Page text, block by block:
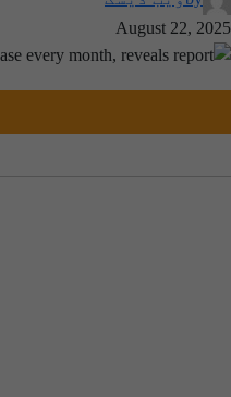
August 22, 2025